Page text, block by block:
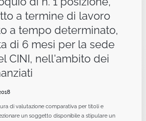
a termine di lavoro
a tempo determinato,
di 6 mesi per la sede
CINI, nell'ambito dei
di valutazione comparativa per titoli e
un soggetto disponibile a stipulare un